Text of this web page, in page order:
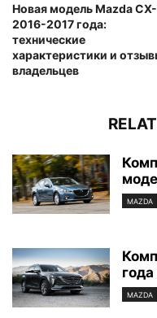
Новая модель Mazda
2016-2017 года:
технические
характеристики и
владельцев
MAZDA
MAZDA